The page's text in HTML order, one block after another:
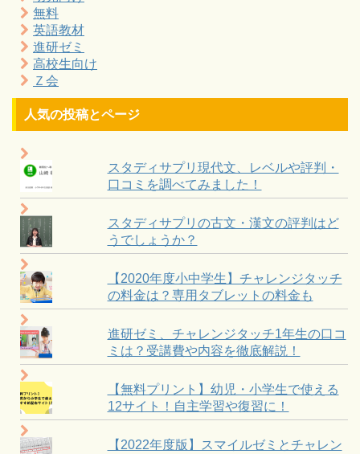
無料
英語教材
進研ゼミ
高校生向け
Ｚ会
人気の投稿とページ
スタディサプリ現代文、レベルや評判・
口コミを調べてみました！
スタディサプリの古文・漢文の評判はど
うでしょうか？
【2020年度小中学生】チャレンジタッチ
の料金は？専用タブレットの料金も
進研ゼミ、チャレンジタッチ1年生の口コ
ミは？受講費や内容を徹底解説！
【無料プリント】幼児・小学生で使える
12サイト！自主学習や復習に！
【2022年度版】スマイルゼミとチャレン